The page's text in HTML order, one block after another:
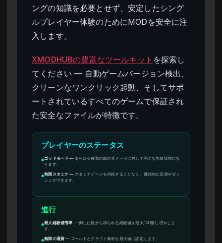
ングの知識を必要とせず、安定したシング
ルプレイヤー体験のためにMODを安全に注
入します。
XMODHUBの豊富なツールキット を探索し
てください — 自動ゲームバージョン検出、
クリーンなワンクリック起動、そしてサポ
ートされているすべてのゲームで保証され
た安全なファイルが特徴です。
プレイヤーのステータス
●ゴッドモード — あらゆる種類の敵のダメージに対して完全な無敵状態にな
ります。
●無限スタミナ — スタミナゲージを消耗することなく、継続的に回避やダッ
シュができます。
進行
●最大経験値倍率 —倒した敵から得られる経験値を最大100倍に増やしま
す。
●無限の通貨 — ゴールドとクラフト素材を最大値に設定します。